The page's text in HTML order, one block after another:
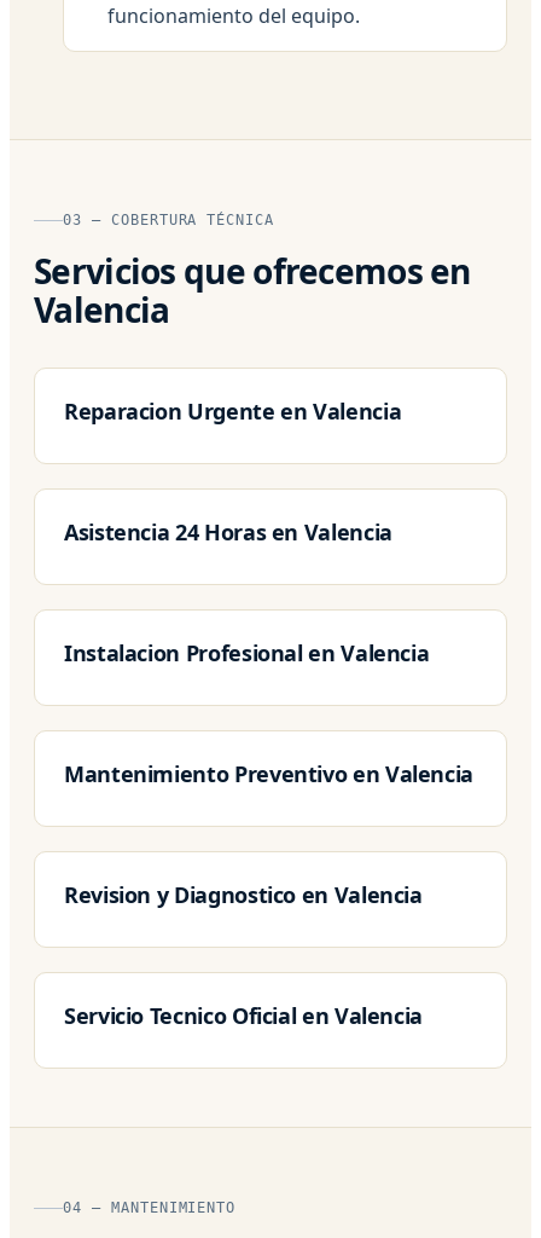
funcionamiento del equipo.
03 — COBERTURA TÉCNICA
Servicios que ofrecemos en
Valencia
Reparacion Urgente en Valencia
Asistencia 24 Horas en Valencia
Instalacion Profesional en Valencia
Mantenimiento Preventivo en Valencia
Revision y Diagnostico en Valencia
Servicio Tecnico Oficial en Valencia
04 — MANTENIMIENTO